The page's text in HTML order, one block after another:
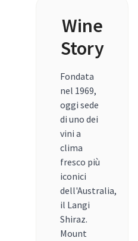
Wine
Story
Fondata
nel 1969,
oggi sede
di uno dei
vini a
clima
fresco più
iconici
dell'Australia,
il Langi
Shiraz.
Mount